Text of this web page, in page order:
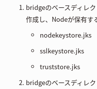
bridgeのベースディレ
作成し、Nodeが保有す
nodekeystore.jks
sslkeystore.jks
truststore.jks
bridgeのベースディレ